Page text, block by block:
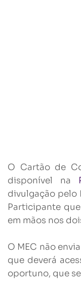
O Cartão de
disponível na
divulgação pelo
Participante
em mãos nos
O MEC não
que deverá
oportuno, que